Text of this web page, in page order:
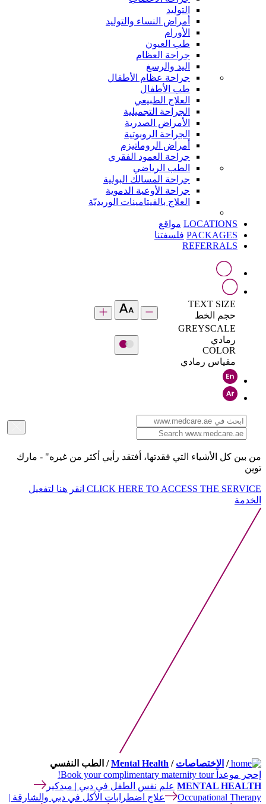
التوليد
أمراض النساء والتوليد
الأورام
طب العيون
جراحة العظام
اليد والرسغ
جراحة عظام الأطفال
طب الأطفال
العلاج الطبيعي
الجراحة التجميلية
الأمراض الصدرية
الجراحة الروبوتية
أمراض الروماتيزم
جراحة العمود الفقري
الطب الرياضي
جراحة المسالك البولية
جراحة الأوعية الدموية
العلاج بالفيتامينات الوريديّة
LOCATIONS مواقع
PACKAGES فلسفتنا
REFERRALS
TEXT SIZE
حجم الخط
GREYSCALE
رمادي
COLOR
مقياس رمادي
من بين كل الأشياء التي فقدتها، أفتقد رأيي أكثر من غيره" - مارك
توين
CLICK HERE TO ACCESS THE SERVICE انقر هنا لتفعيل
الخدمة
/ الاختصاصات /
Mental Health / الطب النفسي
إحجر موعداًBook your complimentary maternity tour!
MENTAL HEALTH علم نفس الطفل في دبي | ميدكير
Occupational Therapy
علاج اضطرابات الأكل في دبي والشارقة |